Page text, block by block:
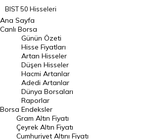
BIST 50 Hisseleri
BIST 100 Hisseleri
En Çok Artan Hisseler
En Çok Düşen Hisseler
Hacmi Artanlar
Geçmiş Kapanışlar
Dünya Borsaları
Raporlar
Endeksler
Ana Sayfa
Canlı Borsa
Borsa
Günün Özeti
Hisse Fiyatları
Artan Hisseler
Düşen Hisseler
Hacmi Artanlar
Adedi Artanlar
Dünya Borsaları
Raporlar
Endeksler
Gram Altın Fiyatı
Çeyrek Altın Fiyatı
Cumhuriyet Altını Fiyatı